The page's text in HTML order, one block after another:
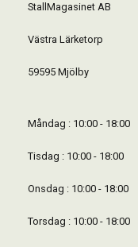
StallMagasinet AB
Västra Lärketorp
59595 Mjölby
Måndag : 10:00 - 18:00
Tisdag : 10:00 - 18:00
Onsdag : 10:00 - 18:00
Torsdag : 10:00 - 18:00